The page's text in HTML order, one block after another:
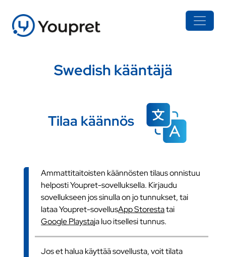
Swedish kääntäjä
Tilaa käännös
Ammattitaitoisten käännösten tilaus onnistuu
helposti Youpret-sovelluksella. Kirjaudu
sovellukseen jos sinulla on jo tunnukset, tai
lataa Youpret-sovellusApp Storestatai
Google Playstaja luo itsellesi tunnus.
Jos et halua käyttää sovellusta, voit tilata